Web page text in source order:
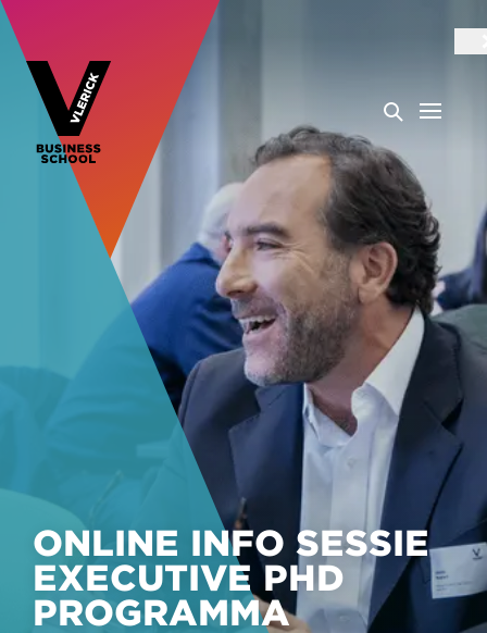
ONLINE INFO SESSIE
EXECUTIVE PHD
PROGRAMMA